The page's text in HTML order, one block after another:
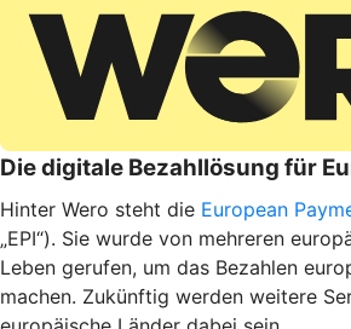
Die digitale Bezahllösung für
Hinter Wero steht die European
„EPI“). Sie wurde von mehreren
Leben gerufen, um das Bezahlen
machen. Zukünftig werden weitere